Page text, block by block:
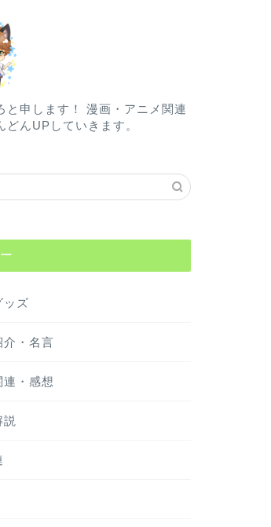
と申します！ 漫画・アニメ関連
どんUPしていきます。
ッズ
介・名言
連・感想